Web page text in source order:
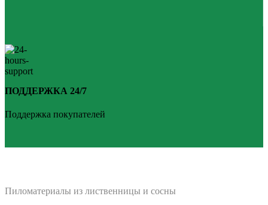
ПОДДЕРЖКА 24/7
Поддержка покупателей
Пиломатериалы из лиственницы и сосны